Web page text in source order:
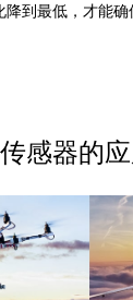
到最低，才能确
感器的